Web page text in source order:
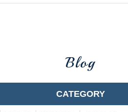
Blog
CATEGORY